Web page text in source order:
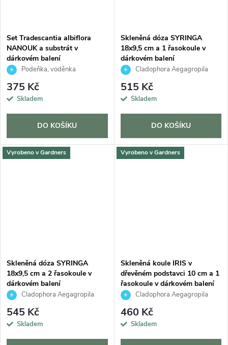
Set Tradescantia albiflora
NANOUK a substrát v
dárkovém balení
Podeňka, voděnka
375 Kč
Skladem
DO KOŠÍKU
Skleněná dóza SYRINGA
18x9,5 cm a 1 řasokoule v
dárkovém balení
Cladophora Aegagropila
515 Kč
Skladem
DO KOŠÍKU
Vyrobeno v Gardners
Skleněná dóza SYRINGA
18x9,5 cm a 2 řasokoule v
dárkovém balení
Cladophora Aegagropila
545 Kč
Skladem
Vyrobeno v Gardners
Skleněná koule IRIS v
dřevěném podstavci 10 cm a 1
řasokoule v dárkovém balení
Cladophora Aegagropila
460 Kč
Skladem